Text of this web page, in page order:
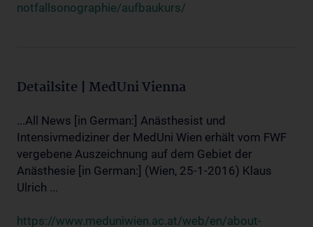
notfallsonographie/aufbaukurs/
Detailsite | MedUni Vienna
...All News [in German:] Anästhesist und
Intensivmediziner der MedUni Wien erhält vom FWF
vergebene Auszeichnung auf dem Gebiet der
Anästhesie [in German:] (Wien, 25-1-2016) Klaus
Ulrich ...
https://www.meduniwien.ac.at/web/en/about-